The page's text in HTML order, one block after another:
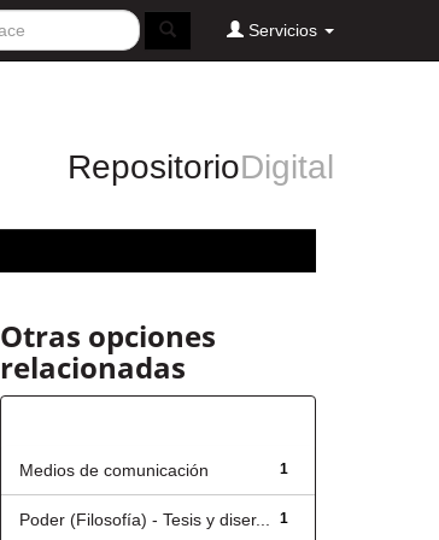
Servicios
RepositorioDigital
Otras opciones
relacionadas
1
Medios de comunicación
1
Poder (Filosofía) - Tesis y diser...